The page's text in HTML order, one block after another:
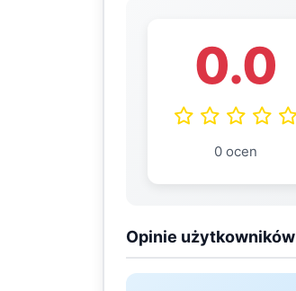
0.0
0 ocen
Opinie użytkowników